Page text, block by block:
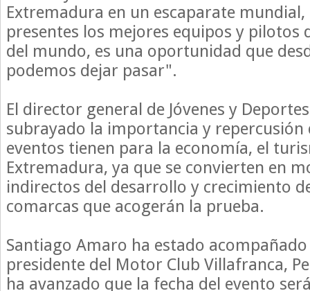
Extremadura en un escaparate mundial,
presentes los mejores equipos y pilotos
del mundo, es una oportunidad que
podemos dejar pasar".
El director general de Jóvenes y
subrayado la importancia y repercusión
eventos tienen para la economía, el
Extremadura, ya que se convierten en
indirectos del desarrollo y crecimiento
comarcas que acogerán la prueba.
Santiago Amaro ha estado
presidente del Motor Club Villafranca,
ha avanzado que la fecha del evento